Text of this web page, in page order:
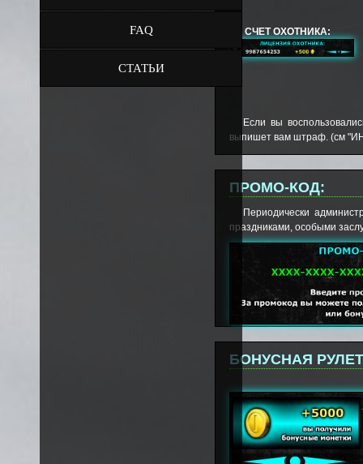
СЧЕТ ОХОТНИКА:
Если вы
выпишет вам штраф. (см
ПРОМО-КОД:
Периодически
праздниками, особыми
БОНУСНАЯ
FAQ
СТАТЬИ